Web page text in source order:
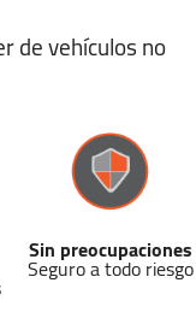
de vehículos no
Sin preocupaciones
Seguro a todo riesgo